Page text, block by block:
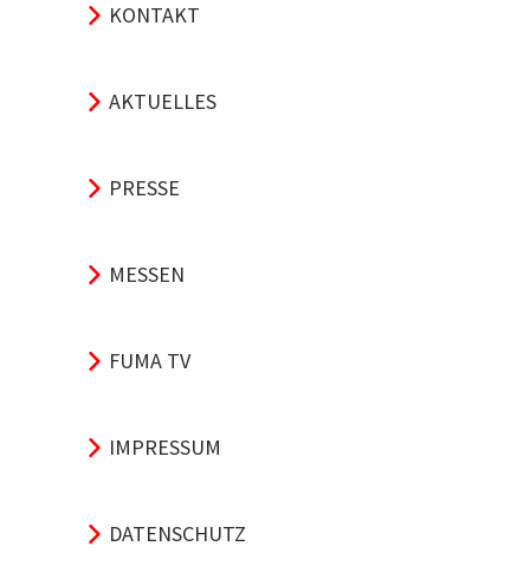
KONTAKT
AKTUELLES
PRESSE
MESSEN
FUMA TV
IMPRESSUM
DATENSCHUTZ